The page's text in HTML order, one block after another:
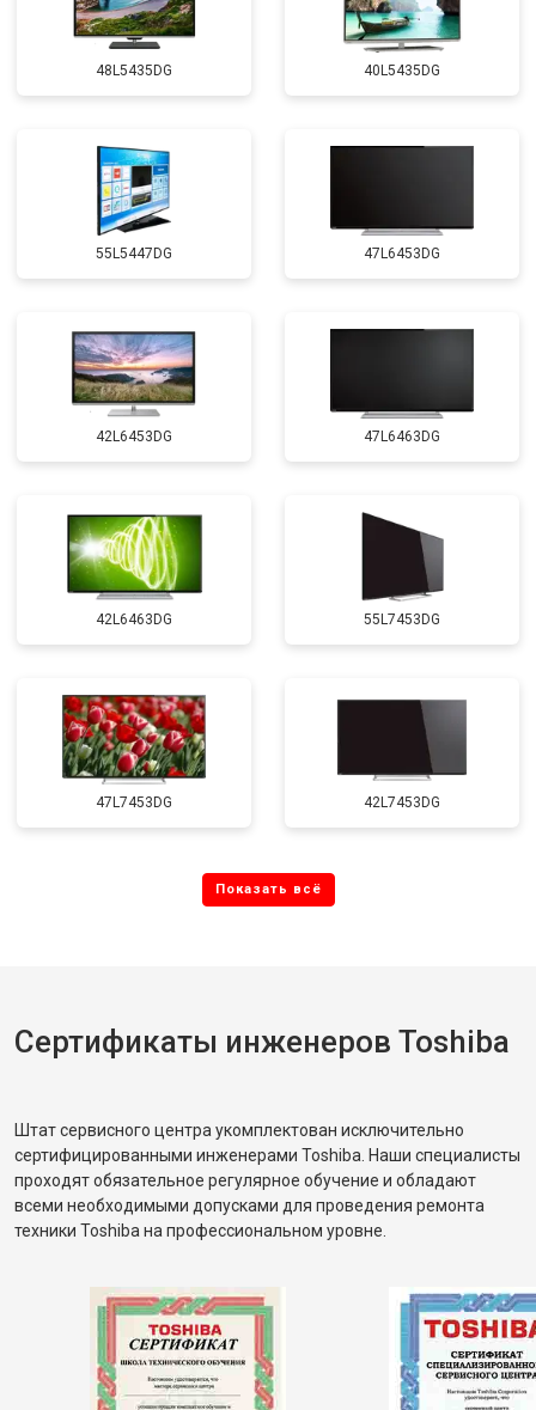
48L5435DG 40L5435DG
55L5447DG 47L6453DG
42L6453DG 47L6463DG
42L6463DG 55L7453DG
47L7453DG 42L7453DG
Сертификаты инженеров Toshiba
Штат сервисного центра укомплектован исключительно
сертифицированными инженерами Toshiba. Наши специалисты
проходят обязательное регулярное обучение и обладают
всеми необходимыми допусками для проведения ремонта
техники Toshiba на профессиональном уровне.